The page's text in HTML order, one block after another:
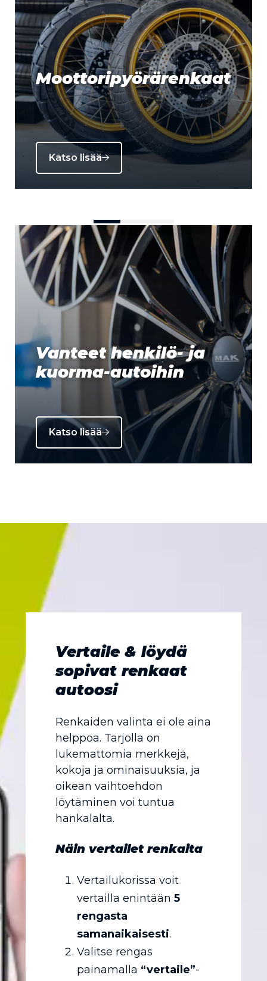
Moottoripyörärenkaat
Katso lisää
Vanteet henkilö- ja
kuorma-autoihin
Katso lisää
Vertaile & löydä
sopivat renkaat
autoosi
Renkaiden valinta ei ole aina
helppoa. Tarjolla on
lukemattomia merkkejä,
kokoja ja ominaisuuksia, ja
oikean vaihtoehdon
löytäminen voi tuntua
hankalalta.
Näin vertailet renkaita
Vertailukorissa voit
vertailla enintään 5
rengasta
samanaikaisesti.
Valitse rengas
painamalla “vertaile”-